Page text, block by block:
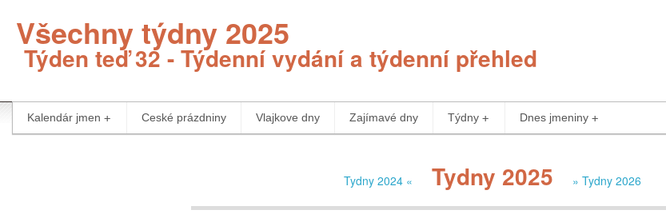
Všechny týdny 2025
Týden teď 32 - Týdenní vydání a týdenní přehled
Kalendár jmen Ceské prázdniny Vlajkove dny Zajímavé dny Týdny Dnes jmeniny
Tydny 2024 « Tydny 2025 » Tydny 2026